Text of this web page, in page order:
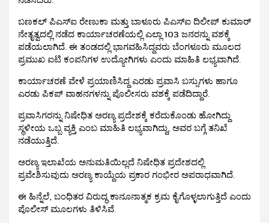
ಬಣಕಲ್‌ ಪಿಎಸ್‌ಐ ರೇಣುಕಾ ಮತ್ತು ಬಾಳೂರು ಪಿಎಸ್‌ಐ ದಿಲೀಪ್‌ ಕುಮಾರ್
ನೇತೃತ್ವದಲ್ಲಿ ನಡೆದ ಕಾರ್ಯಾಚರಣೆಯಲ್ಲಿ ಎಲ್ಲಾ 103 ಜನರನ್ನು ವಶಕ್ಕೆ
ಪಡೆಯಲಾಗಿದೆ. ಈ ತಂಡದಲ್ಲಿ ಭಾಗವಹಿಸಿದ್ದವರು ಬೆಂಗಳೂರು ಮೂಲದ
ಪ್ರಮುಖ ಐಟಿ ಕಂಪನಿಗಳ ಉದ್ಯೋಗಿಗಳು ಎಂದು ಮಾಹಿತಿ ಲಭ್ಯವಾಗಿದೆ.
ಕಾರ್ಯಾಚರಣೆ ವೇಳೆ ಪ್ರಯಾಣಿಸಿದ್ದ ಎರಡು ಪ್ರವಾಸಿ ಬಸ್ಸುಗಳು ಹಾಗೂ
ಎರಡು ಪಿಕಪ್ ವಾಹನಗಳನ್ನು ಪೊಲೀಸರು ವಶಕ್ಕೆ ಪಡೆದಿದ್ದಾರೆ.
ಪ್ರವಾಸಿಗರನ್ನು ನಿಷೇಧಿತ ಅರಣ್ಯ ಪ್ರದೇಶಕ್ಕೆ ಕರೆದುಕೊಂಡು ಹೋಗಿದ್ದು
ಸ್ಥಳೀಯ ಒಬ್ಬ ವ್ಯಕ್ತಿ ಎಂಬ ಮಾಹಿತಿ ಲಭ್ಯವಾಗಿದ್ದು, ಅವರ ಬಗ್ಗೆ ತನಿಖೆ
ನಡೆಯುತ್ತಿದೆ.
ಅರಣ್ಯ ಇಲಾಖೆಯ ಅನುಮತಿಯಿಲ್ಲದೆ ನಿಷೇಧಿತ ಪ್ರದೇಶದಲ್ಲಿ
ಪ್ರವೇಶಿಸುವುದು ಅರಣ್ಯ ಕಾಯ್ದೆಯ ಪ್ರಕಾರ ಗಂಭೀರ ಅಪರಾಧವಾಗಿದೆ.
ಈ ಹಿನ್ನೆಲೆ, ಬಂಧಿತರ ವಿರುದ್ಧ ಕಾನೂನಾತ್ಮಕ ಕ್ರಮ ಕೈಗೊಳ್ಳಲಾಗುತ್ತಿದೆ ಎಂದು
ಪೊಲೀಸ್ ಮೂಲಗಳು ತಿಳಿಸಿವೆ.